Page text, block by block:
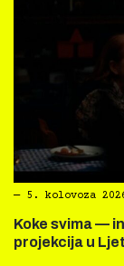
― 5. kolovoza
Koke svima —
projekcija u